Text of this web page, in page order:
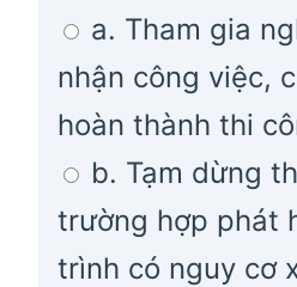
a. Tham gia
nhận công việc,
hoàn thành thi
b. Tạm dừng
trường hợp phát
trình có nguy cơ